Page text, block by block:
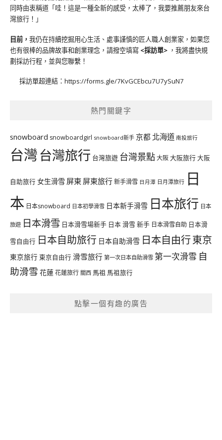
同時由衷稱道「哇！這是一種全新的感受，太棒了，我要推薦朋友來台
灣旅行！」
目前， 我仍在持續挖掘用心生活、處事謹慎的匠人職人創業家，如果您
也有很棒的品牌故事和創業理念，請撥空填寫 <採訪單> ，我將盡快規
劃採訪行程，並與您聯繫！
採訪單超連結： https://forms.gle/7KvGCEbcu7U7ySuN7
熱門關鍵字
snowboard snowboardgirl snowboard新手 京都 北海道 南投旅行
台灣台灣旅行 台灣旅遊 台灣景點大阪大阪旅行大阪
自助旅行 女生滑雪 屏東 屏東旅行新手滑雪 日月潭 日月潭旅行 日
本 日本snowboard 日本初學滑雪 日本新手滑雪 日本旅行 日本
旅遊 日本滑雪 日本滑雪場新手 日本 滑雪 新手 日本滑雪自助 日本滑
雪自由行 日本自助旅行 日本自助滑雪 日本自由行東京
東京旅行 東京自由行 滑雪旅行 第一次日本自助滑雪 第一次滑雪 自
助滑雪 花蓮花蓮旅行 關西 馬祖 馬祖旅行
點擊一個有趣的廣告